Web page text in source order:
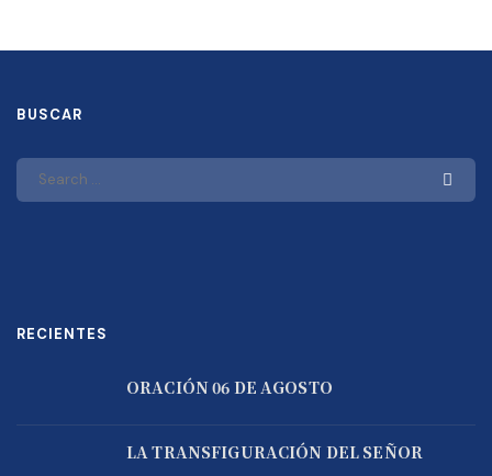
BUSCAR
RECIENTES
ORACIÓN 06 DE AGOSTO
LA TRANSFIGURACIÓN DEL SEÑOR